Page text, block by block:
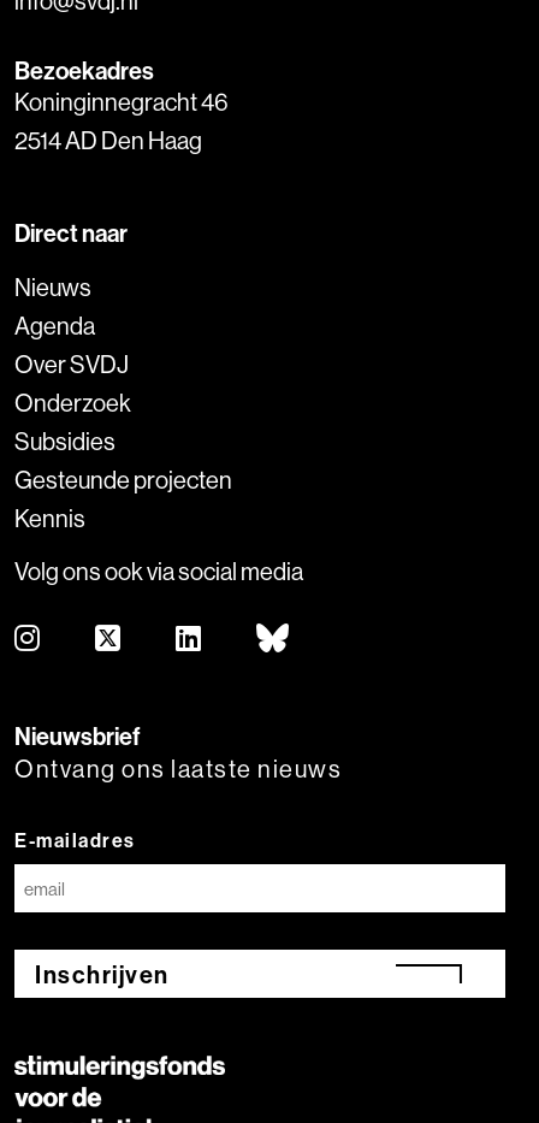
Bezoekadres
Koninginnegracht 46
2514 AD Den Haag
Direct naar
Nieuws
Agenda
Over SVDJ
Onderzoek
Subsidies
Gesteunde projecten
Kennis
Volg ons ook via social media
Nieuwsbrief
Ontvang ons laatste nieuws
E-mailadres
Inschrijven